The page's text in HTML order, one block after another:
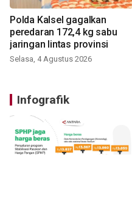
Polda Kalsel gagalkan
peredaran 172,4 kg sabu
jaringan lintas provinsi
Selasa, 4 Agustus 2026
Infografik